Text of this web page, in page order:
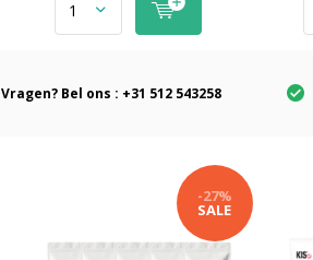
Vragen? Bel ons : +31 512 543258
-27%
SALE